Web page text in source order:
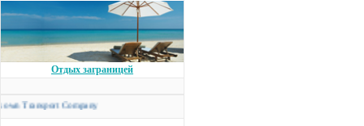
Отдых заграницей
Company